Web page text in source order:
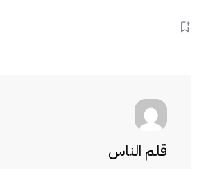
قلم الناس